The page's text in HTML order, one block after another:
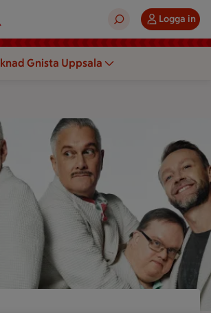
Logga in
Gnista Uppsala
står tillsammans och bär tröjor med ICA-